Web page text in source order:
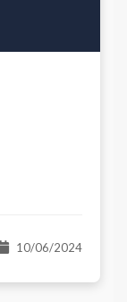
10/06/2024